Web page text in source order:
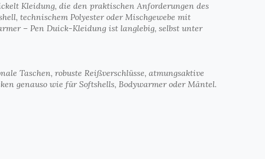
Kleidung, die den praktischen Anforderungen des
technischem Polyester oder Mischgewebe mit
– Pen Duick-Kleidung ist langlebig, selbst unter
Taschen, robuste Reißverschlüsse, atmungsaktive
genauso wie für Softshells, Bodywarmer oder Mäntel.